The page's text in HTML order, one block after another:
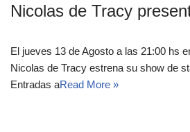
Nicolas de Tracy
El jueves 13 de Agosto a las 21:00 hs
Nicolas de Tracy estrena su show de
Entradas aRead More »